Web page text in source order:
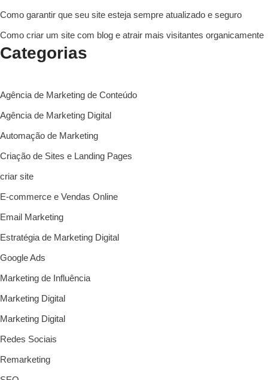
Como garantir que seu site esteja sempre atualizado e seguro
Como criar um site com blog e atrair mais visitantes organicamente
Categorias
Agência de Marketing de Conteúdo
Agência de Marketing Digital
Automação de Marketing
Criação de Sites e Landing Pages
criar site
E-commerce e Vendas Online
Email Marketing
Estratégia de Marketing Digital
Google Ads
Marketing de Influência
Marketing Digital
Marketing Digital
Redes Sociais
Remarketing